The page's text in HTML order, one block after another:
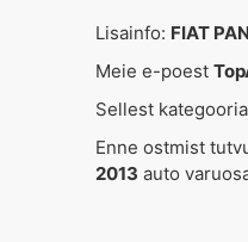
Lisainfo: FIAT
Meie e-poest
Sellest
Enne ostmist
2013 auto